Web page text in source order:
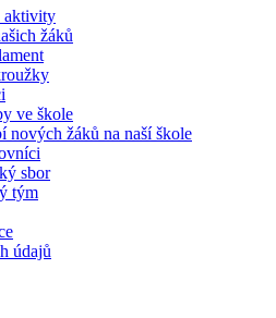
aktivity
žáků
ve škole
nových žáků na naší škole
sbor
tým
údajů